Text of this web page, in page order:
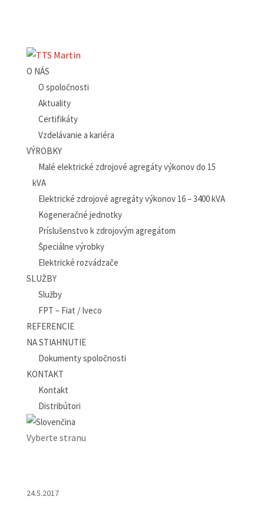
O NÁS
O spoločnosti
Aktuality
Certifikáty
Vzdelávanie a kariéra
VÝROBKY
Malé elektrické zdrojové agregáty výkonov do 15
kVA
Elektrické zdrojové agregáty výkonov 16 – 3400 kVA
Kogeneračné jednotky
Príslušenstvo k zdrojovým agregátom
Špeciálne výrobky
Elektrické rozvádzače
SLUŽBY
Služby
FPT – Fiat / Iveco
REFERENCIE
NA STIAHNUTIE
Dokumenty spoločnosti
KONTAKT
Kontakt
Distribútori
Vyberte stranu
24.5.2017